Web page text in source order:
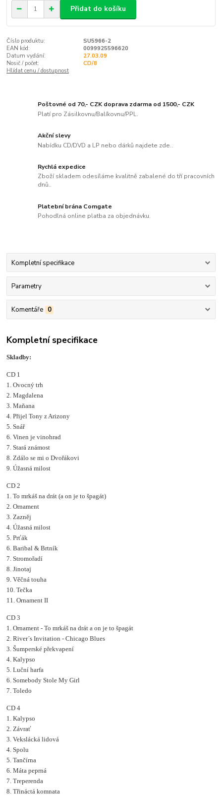
Přidat do košíku
Číslo produktu:
SU5966-2
EAN kód:
0099925596620
Datum vydání:
27.03.09
Nosič / počet:
CD/8
Hlídat cenu / dostupnost
Poštovné od 70,- CZK doprava zdarma od 1500,- CZK
Platí pro Zásilkovnu/Balíkovnu/PPL.
Akční slevy
Nabídku CD/DVD a LP nebo dárků najdete zde..
Rychlá expedice
Zboží skladem odesíláme kvalitně zabalené do tří pracovních
dnů..
Platební brána Comgate
Pohodlná online platba za objednávku.
Kompletní specifikace
Parametry
Komentáře 0
Kompletní specifikace
Skladby:
CD 1
1. Ovocný trh
2. Magdalena
3. Maňana
4. Přijel Tony z Arizony
5. Snář
6. Vinen je vinohrad
7. Stará známost
8. Zdálo se mi o Dvořákovi
9. Úžasná milost
CD 2
1. To mrkáš na drát (a on je to špagát)
2. Ornament
3. Zazněj
4. Úžasná milost
5. Prťák
6. Baribal & Brtník
7. Stromořadí
8. Jinotaj
9. Věčná touha
10. Tečka
11. Ornament II
CD 3
1. Ornament - To mrkáš na drát a on je to špagát
2. River´s Invitation - Chicago Blues
3. Šumperské překvapení
4. Kalypso
5. Luční harfa
6. Somebody Stole My Girl
7. Toledo
CD 4
1. Kalypso
2. Závrať
3. Vekslácká lidová
4. Spolu
5. Tančírna
6. Máta peprná
7. Treperenda
8. Třináctá komnata